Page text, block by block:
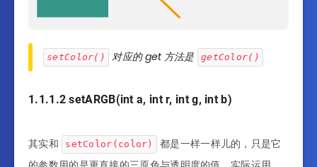
setColor() 对应的 get 方法是 getColor()
1.1.1.2 setARGB(int a, int r, int g, int b)
其实和 setColor(color)
都是一样一样儿的，只是它